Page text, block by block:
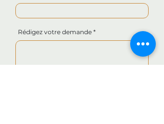
Rédigez votre demande